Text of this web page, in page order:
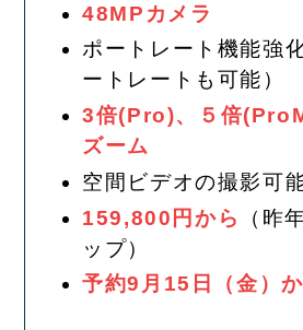
48MPカメラ
ポートレート機能強
ートレートも可能）
3倍(Pro)、
５倍
ズーム
空間ビデオの撮影可
159,800円から
（昨
ップ）
予約9月15日（金）